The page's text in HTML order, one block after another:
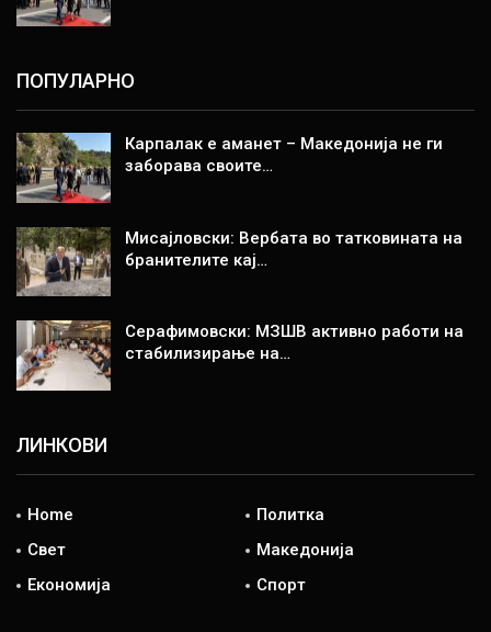
ПОПУЛАРНО
Карпалак е аманет – Македонија не ги
заборава своите…
Мисајловски: Вербата во татковината на
бранителите кај…
Серафимовски: МЗШВ активно работи на
стабилизирање на…
ЛИНКОВИ
Home
Политка
Свет
Македонија
Економија
Спорт